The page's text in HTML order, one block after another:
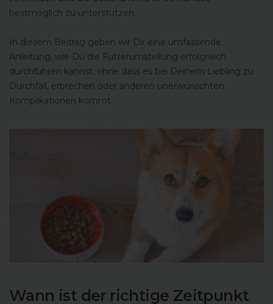
bestmöglich zu unterstützen.
In diesem Beitrag geben wir Dir eine umfassende
Anleitung, wie Du die Futterumstellung erfolgreich
durchführen kannst, ohne dass es bei Deinem Liebling zu
Durchfall, erbrechen oder anderen unerwünschten
Komplikationen kommt.
Wann ist der richtige Zeitpunkt